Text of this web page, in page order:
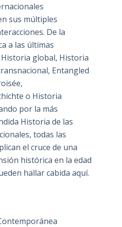
sus múltiples
De la
a las últimas
global, Historia
Entangled
o Historia
por la más
Historia de las
todas las
el cruce de una
histórica en la edad
hallar cabida aquí.